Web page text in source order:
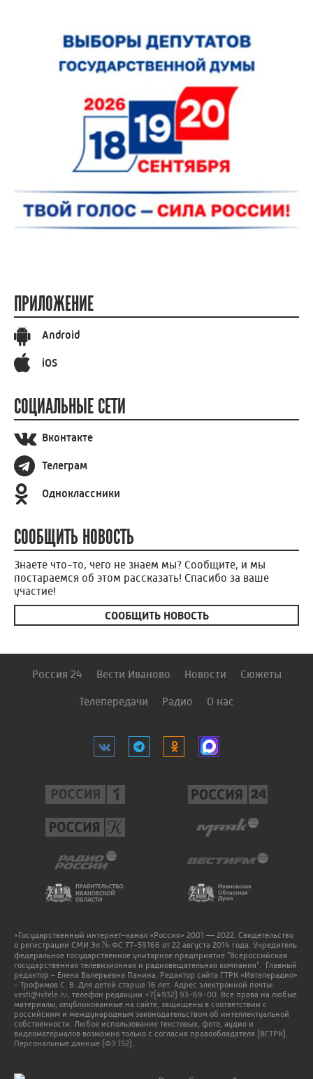
ПРИЛОЖЕНИЕ
Android
iOS
СОЦИАЛЬНЫЕ СЕТИ
Вконтакте
Телеграм
Одноклассники
СООБЩИТЬ НОВОСТЬ
Знаете что-то, чего не знаем мы? Сообщите, и мы
постараемся об этом рассказать! Спасибо за ваше
участие!
СООБЩИТЬ НОВОСТЬ
Россия 24 Вести Иваново Новости Сюжеты
Телепередачи Радио О нас
«Государственный интернет-канал «Россия» 2001 — 2022. Свидетельство
о регистрации СМИ Эл № ФС 77-59166 от 22 августа 2014 года. Учредитель
федеральное государственное унитарное предприятие "Всероссийская
государственная телевизионная и радиовещательная компания". Главный
редактор – Елена Валерьевна Панина. Редактор сайта ГТРК «Ивтелерадио»
- Трофимов С. В. Для детей старше 16 лет. Адрес электронной почты:
vesti@ivtele.ru , телефон редакции +7(4932) 93-69-00 . Все права на любые
материалы, опубликованные на сайте, защищены в соответствии с
российским и международным законодательством об интеллектуальной
собственности. Любое использование текстовых, фото, аудио и
видеоматериалов возможно только с согласия правообладателя (ВГТРК).
Персональные данные (ФЗ 152).